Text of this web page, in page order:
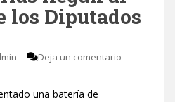
los Diputados
Deja un comentario
una batería de